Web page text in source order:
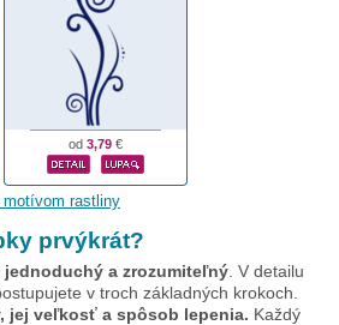
od 3,79 €
rastliny
prvýkrát?
jednoduchý a zrozumiteľný . V detailu
v troch základných krokoch.
jej veľkosť a spôsob lepenia. Každý